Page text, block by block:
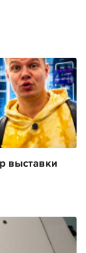
выставки